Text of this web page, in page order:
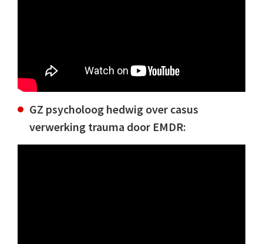
GZ psycholoog hedwig over casus
verwerking trauma door EMDR: